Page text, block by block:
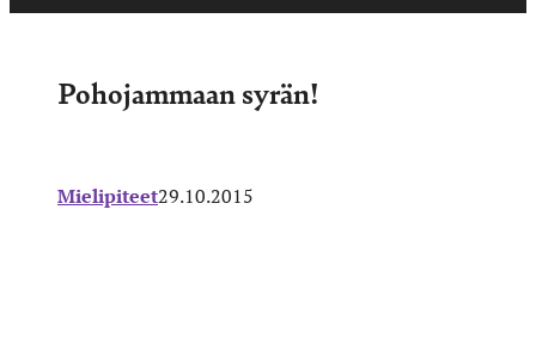
Pohojammaan syrän!
Mielipiteet29.10.2015